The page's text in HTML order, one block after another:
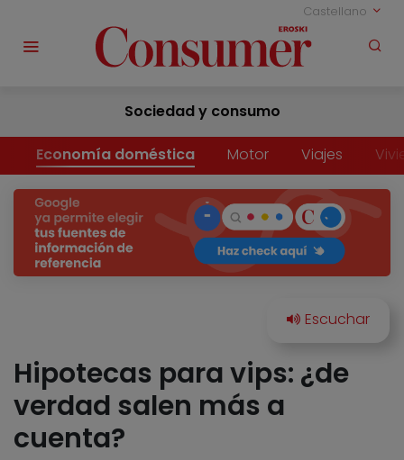
Castellano
Sociedad y consumo
Economía doméstica Motor Viajes
Hipotecas para vips: ¿de
verdad salen más a
cuenta?